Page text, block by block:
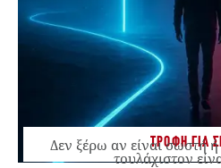
ΤΡΟΦΗ ΓΙΑ
Δεν ξέρω αν είναι σωστή
τουλάχιστον